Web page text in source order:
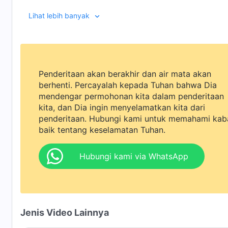
Lihat lebih banyak
Penderitaan akan berakhir dan air mata akan
berhenti. Percayalah kepada Tuhan bahwa Dia
mendengar permohonan kita dalam penderitaan
kita, dan Dia ingin menyelamatkan kita dari
penderitaan. Hubungi kami untuk memahami
baik tentang keselamatan Tuhan.
Hubungi kami via WhatsApp
Jenis Video Lainnya